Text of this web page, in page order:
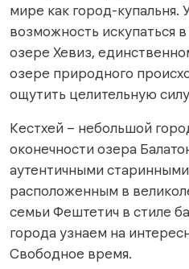
мире как город-купальня.
возможность искупаться
озере Хевиз,
озере природного
ощутить целительную
Кестхей – небольшой
оконечности озера
аутентичными
расположенным в
семьи Фештетич в стиле
города узнаем на
Свободное время.